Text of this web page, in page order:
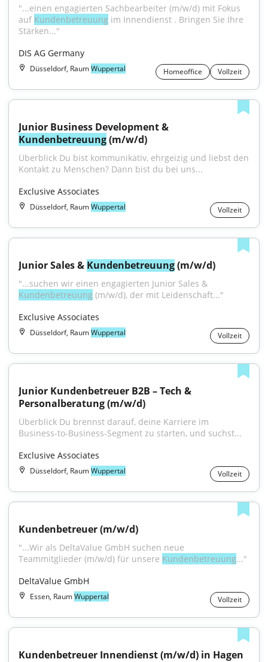
"...einen engagierten Sachbearbeiter (m/w/d) mit Fokus
auf Kundenbetreuung im Innendienst . Bringen Sie Ihre
Stärken..."
DIS AG Germany
Düsseldorf, RaumWuppertal Homeoffice Vollzeit
Kundenbetreuung (m/w/d)
Überblick Du bist kommunikativ, ehrgeizig und liebst den
Kontakt zu Menschen? Dann bist du bei uns...
Exclusive Associates
Düsseldorf, RaumWuppertal Vollzeit
Junior Sales & Kundenbetreuung (m/w/d)
Kundenbetreuung (m/w/d), der mit Leidenschaft..."
Exclusive Associates
Düsseldorf, RaumWuppertal Vollzeit
Junior Kundenbetreuer B2B – Tech &
Personalberatung (m/w/d)
Überblick Du brennst darauf, deine Karriere im
Business-to-Business-Segment zu starten, und suchst...
Exclusive Associates
Düsseldorf, RaumWuppertal Vollzeit
Kundenbetreuer (m/w/d)
"...Wir als DeltaValue GmbH suchen neue
Teammitglieder (m/w/d) für unsere Kundenbetreuung..."
DeltaValue GmbH
Essen, RaumWuppertal Vollzeit
Kundenbetreuer Innendienst (m/w/d) in Hagen